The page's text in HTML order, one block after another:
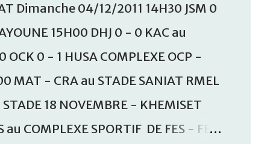
Dimanche 04/12/2011 14H30 JSM 0
15H00 DHJ 0 - 0 KAC au
OCK 0 - 1 HUSA COMPLEXE OCP -
MAT - CRA au STADE SANIAT RMEL
18 NOVEMBRE - KHEMISET
COMPLEXE SPORTIF DE FES - FES